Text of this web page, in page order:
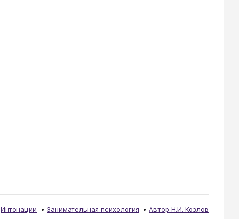
Интонации Занимательная психология Автор Н.И. Козлов